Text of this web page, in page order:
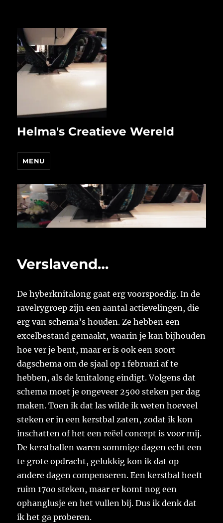
Helma's Creatieve Wereld
MENU
Verslavend…
De hyberknitalong gaat erg voorspoedig. In de
ravelrygroep zijn een aantal actievelingen, die
erg van schema’s houden. Ze hebben een
excelbestand gemaakt, waarin je kan bijhouden
hoe ver je bent, maar er is ook een soort
dagschema om de sjaal op 1 februari af te
hebben, als de knitalong eindigt. Volgens dat
schema moet je ongeveer 2500 steken per dag
maken. Toen ik dat las wilde ik weten hoeveel
steken er in een kerstbal zaten, zodat ik kon
inschatten of het een reëel concept is voor mij.
De kerstballen waren sommige dagen echt een
te grote opdracht, gelukkig kon ik dat op
andere dagen compenseren. Een kerstbal heeft
ruim 17oo steken, maar er komt nog een
ophanglusje en het vullen bij. Dus ik denk dat
ik het ga proberen.